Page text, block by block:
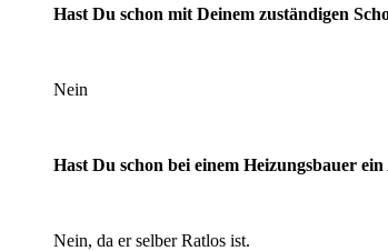
Hast Du schon mit Deinem zuständigen
Nein
Hast Du schon bei einem Heizungsbauer ein
Nein, da er selber Ratlos ist.